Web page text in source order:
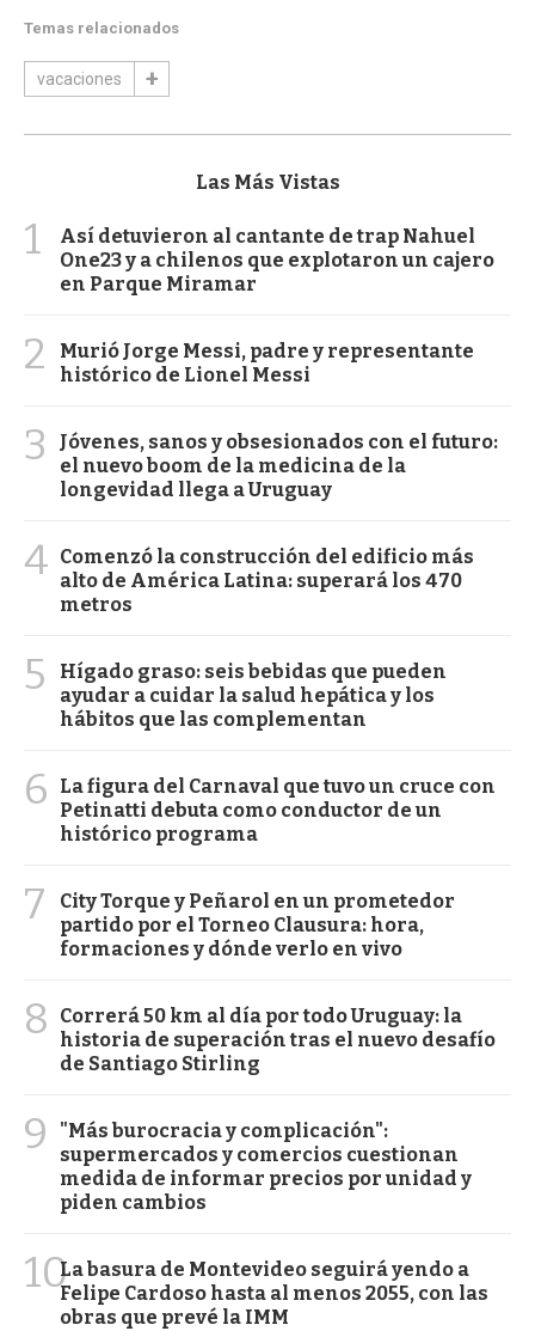
Temas relacionados
vacaciones
Las Más Vistas
1
Así detuvieron al cantante de trap Nahuel
One23 y a chilenos que explotaron un cajero
en Parque Miramar
2
Murió Jorge Messi, padre y representante
histórico de Lionel Messi
3
Jóvenes, sanos y obsesionados con el futuro:
el nuevo boom de la medicina de la
longevidad llega a Uruguay
4 Comenzó la construcción del edificio más
alto de América Latina: superará los 470
metros
5
Hígado graso: seis bebidas que pueden
ayudar a cuidar la salud hepática y los
hábitos que las complementan
6
La figura del Carnaval que tuvo un cruce con
Petinatti debuta como conductor de un
histórico programa
7
City Torque y Peñarol en un prometedor
partido por el Torneo Clausura: hora,
formaciones y dónde verlo en vivo
8
Correrá 50 km al día por todo Uruguay: la
historia de superación tras el nuevo desafío
de Santiago Stirling
9
"Más burocracia y complicación":
supermercados y comercios cuestionan
medida de informar precios por unidad y
piden cambios
10La basura de Montevideo seguirá yendo a
Felipe Cardoso hasta al menos 2055, con las
obras que prevé la IMM